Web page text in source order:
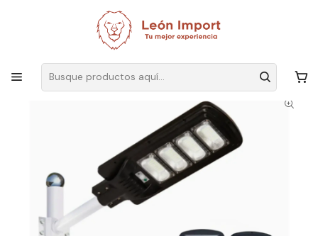
Envíos GRATIS
Solar Focos
Lámpara Solar Luz de Calle JORTAN de 200W Con Tecnología LED